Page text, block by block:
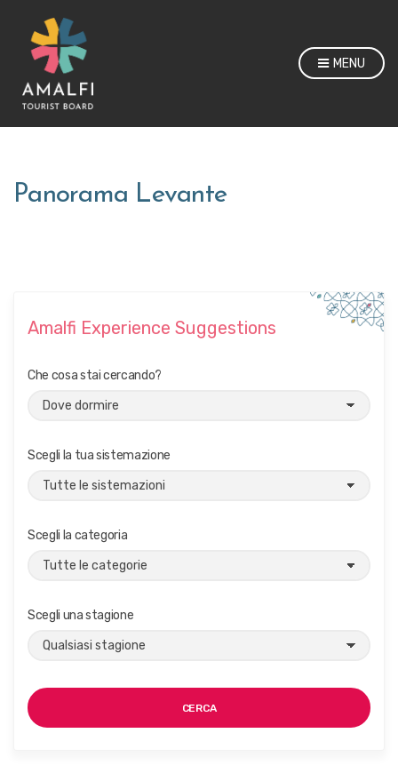
MENU
Panorama Levante
Amalfi Experience Suggestions
Che cosa stai cercando?
Scegli la tua sistemazione
Scegli la categoria
Scegli una stagione
CERCA